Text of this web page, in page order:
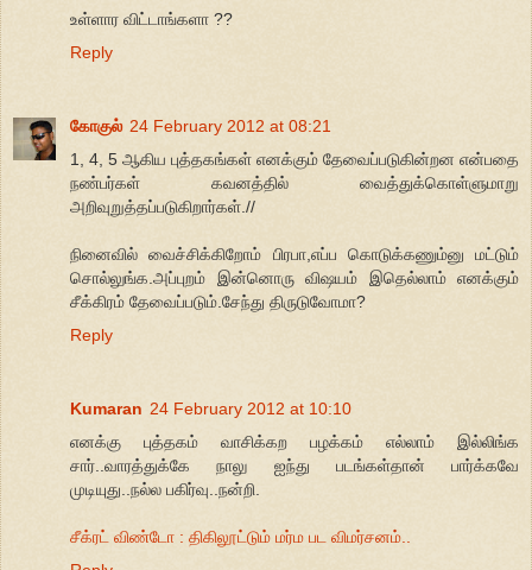
உள்ளார விட்டாங்களா ??
Reply
கோகுல் 24 February 2012 at 08:21
1, 4, 5 ஆகிய புத்தகங்கள் எனக்கும் தேவைப்படுகின்றன என்பதை
நண்பர்கள் கவனத்தில் வைத்துக்கொள்ளுமாறு
அறிவுறுத்தப்படுகிறார்கள்.//
நினைவில் வைச்சிக்கிறோம் பிரபா,எப்ப கொடுக்கணும்னு மட்டும்
சொல்லுங்க.அப்புறம் இன்னொரு விஷயம் இதெல்லாம் எனக்கும்
சீக்கிரம் தேவைப்படும்.சேந்து திருடுவோமா?
Reply
Kumaran 24 February 2012 at 10:10
எனக்கு புத்தகம் வாசிக்கற பழக்கம் எல்லாம் இல்லிங்க
சார்..வாரத்துக்கே நாலு ஐந்து படங்கள்தான் பார்க்கவே
முடியுது..நல்ல பகிர்வு..நன்றி.
சீக்ரட் விண்டோ : திகிலூட்டும் மர்ம பட விமர்சனம்..